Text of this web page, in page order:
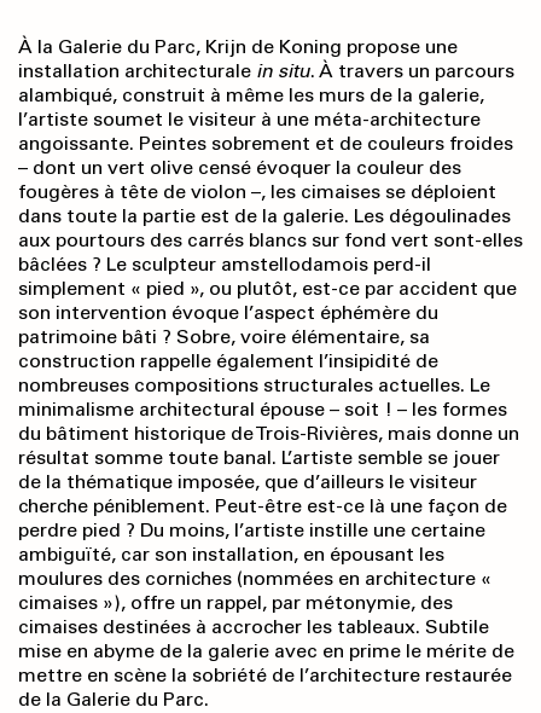
À la Galerie du Parc, Krijn de Koning propose une
installation architecturale in situ. À travers un parcours
alambiqué, construit à même les murs de la galerie,
l’artiste soumet le visiteur à une méta-architecture
angoissante. Peintes sobrement et de couleurs froides
– dont un vert olive censé évoquer la couleur des
fougères à tête de violon –, les cimaises se déploient
dans toute la partie est de la galerie. Les dégoulinades
aux pourtours des carrés blancs sur fond vert sont-elles
bâclées ? Le sculpteur amstellodamois perd-il
simplement « pied », ou plutôt, est-ce par accident que
son intervention évoque l’aspect éphémère du
patrimoine bâti ? Sobre, voire élémentaire, sa
construction rappelle également l’insipidité de
nombreuses compositions structurales actuelles. Le
minimalisme architectural épouse – soit ! – les formes
du bâtiment historique de Trois-Rivières, mais donne un
résultat somme toute banal. L’artiste semble se jouer
de la thématique imposée, que d’ailleurs le visiteur
cherche péniblement. Peut-être est-ce là une façon de
perdre pied ? Du moins, l’artiste instille une certaine
ambiguïté, car son installation, en épousant les
moulures des corniches (nommées en architecture «
cimaises »), offre un rappel, par métonymie, des
cimaises destinées à accrocher les tableaux. Subtile
mise en abyme de la galerie avec en prime le mérite de
mettre en scène la sobriété de l’architecture restaurée
de la Galerie du Parc.